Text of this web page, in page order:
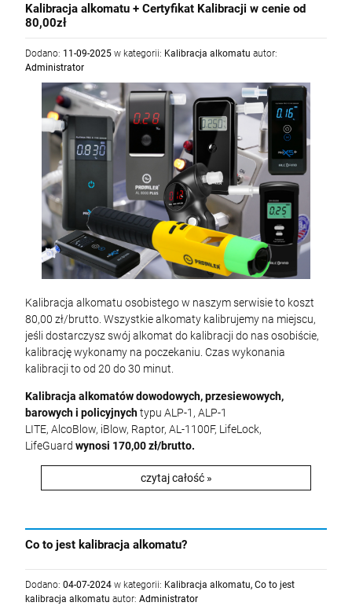
Kalibracja alkomatu + Certyfikat Kalibracji w cenie od
80,00zł
Dodano: 11-09-2025 w kategorii: Kalibracja alkomatu autor:
Administrator
Kalibracja alkomatu osobistego w naszym serwisie to koszt
80,00 zł/brutto. Wszystkie alkomaty kalibrujemy na miejscu,
jeśli dostarczysz swój alkomat do kalibracji do nas osobiście,
kalibrację wykonamy na poczekaniu. Czas wykonania
kalibracji to od 20 do 30 minut.
Kalibracja alkomatów dowodowych, przesiewowych,
barowych i policyjnychtypu ALP-1, ALP-1
LITE, AlcoBlow, iBlow, Raptor, AL-1100F, LifeLock,
LifeGuard wynosi 170,00 zł/brutto.
czytaj całość »
Co to jest kalibracja alkomatu?
Dodano: 04-07-2024 w kategorii: Kalibracja alkomatu, Co to jest
kalibracja alkomatu autor: Administrator